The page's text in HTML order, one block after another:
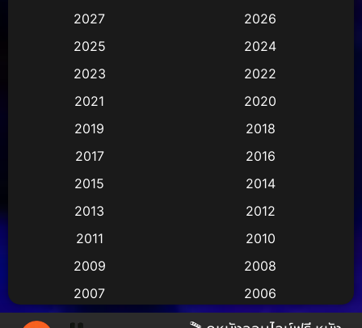
Based on a True Story สร้างจากเรื่องจริง(3)
2027
2026
2025
2024
2023
2022
2021
2020
2019
2018
2017
2016
2015
2014
2013
2012
2011
2010
2009
2008
2007
2006
2005
2004